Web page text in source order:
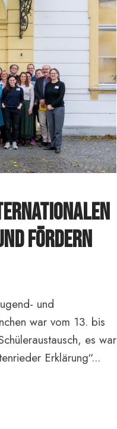
fördern
und
war vom 13. bis
es war
Erklärung“...